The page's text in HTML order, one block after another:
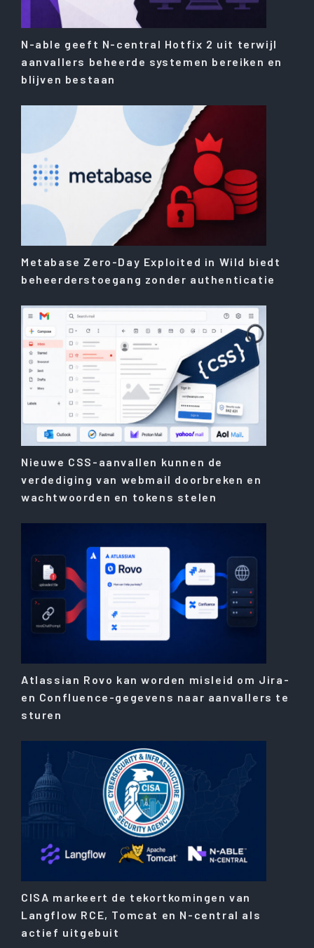
N-able geeft N-central Hotfix 2 uit terwijl
aanvallers beheerde systemen bereiken en
blijven bestaan
Metabase Zero-Day Exploited in Wild biedt
beheerderstoegang zonder authenticatie
Nieuwe CSS-aanvallen kunnen de
verdediging van webmail doorbreken en
wachtwoorden en tokens stelen
Atlassian Rovo kan worden misleid om Jira-
en Confluence-gegevens naar aanvallers te
sturen
CISA markeert de tekortkomingen van
Langflow RCE, Tomcat en N-central als
actief uitgebuit